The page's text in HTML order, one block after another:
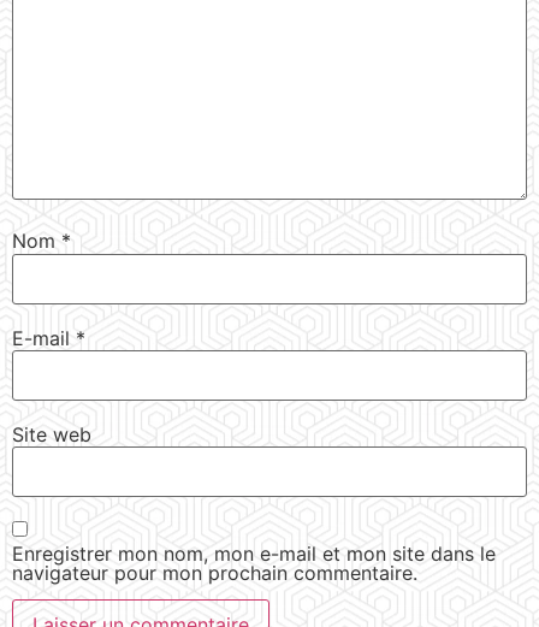
Nom *
E-mail *
Site web
Enregistrer mon nom, mon e-mail et mon site dans le
navigateur pour mon prochain commentaire.